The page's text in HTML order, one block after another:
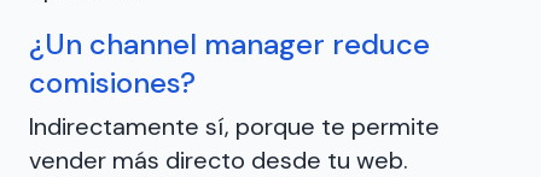
¿Un channel manager reduce
comisiones?
Indirectamente sí, porque te permite
vender más directo desde tu web.